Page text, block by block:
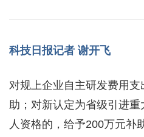
科技日报记者 谢开飞
对规上企业自主研发费用
助；对新认定为省级引进
人资格的，给予200万元